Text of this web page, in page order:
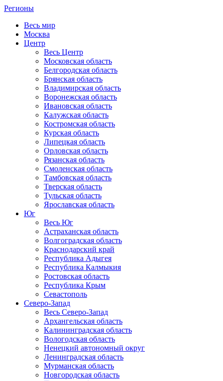
Регионы
Весь мир
Москва
Центр
Весь Центр
Московская область
Белгородская область
Брянская область
Владимирская область
Воронежская область
Ивановская область
Калужская область
Костромская область
Курская область
Липецкая область
Орловская область
Рязанская область
Смоленская область
Тамбовская область
Тверская область
Тульская область
Ярославская область
Юг
Весь Юг
Астраханская область
Волгоградская область
Краснодарский край
Республика Адыгея
Республика Калмыкия
Ростовская область
Республика Крым
Севастополь
Северо-Запад
Весь Северо-Запад
Архангельская область
Калининградская область
Вологодская область
Ненецкий автономный округ
Ленинградская область
Мурманская область
Новгородская область